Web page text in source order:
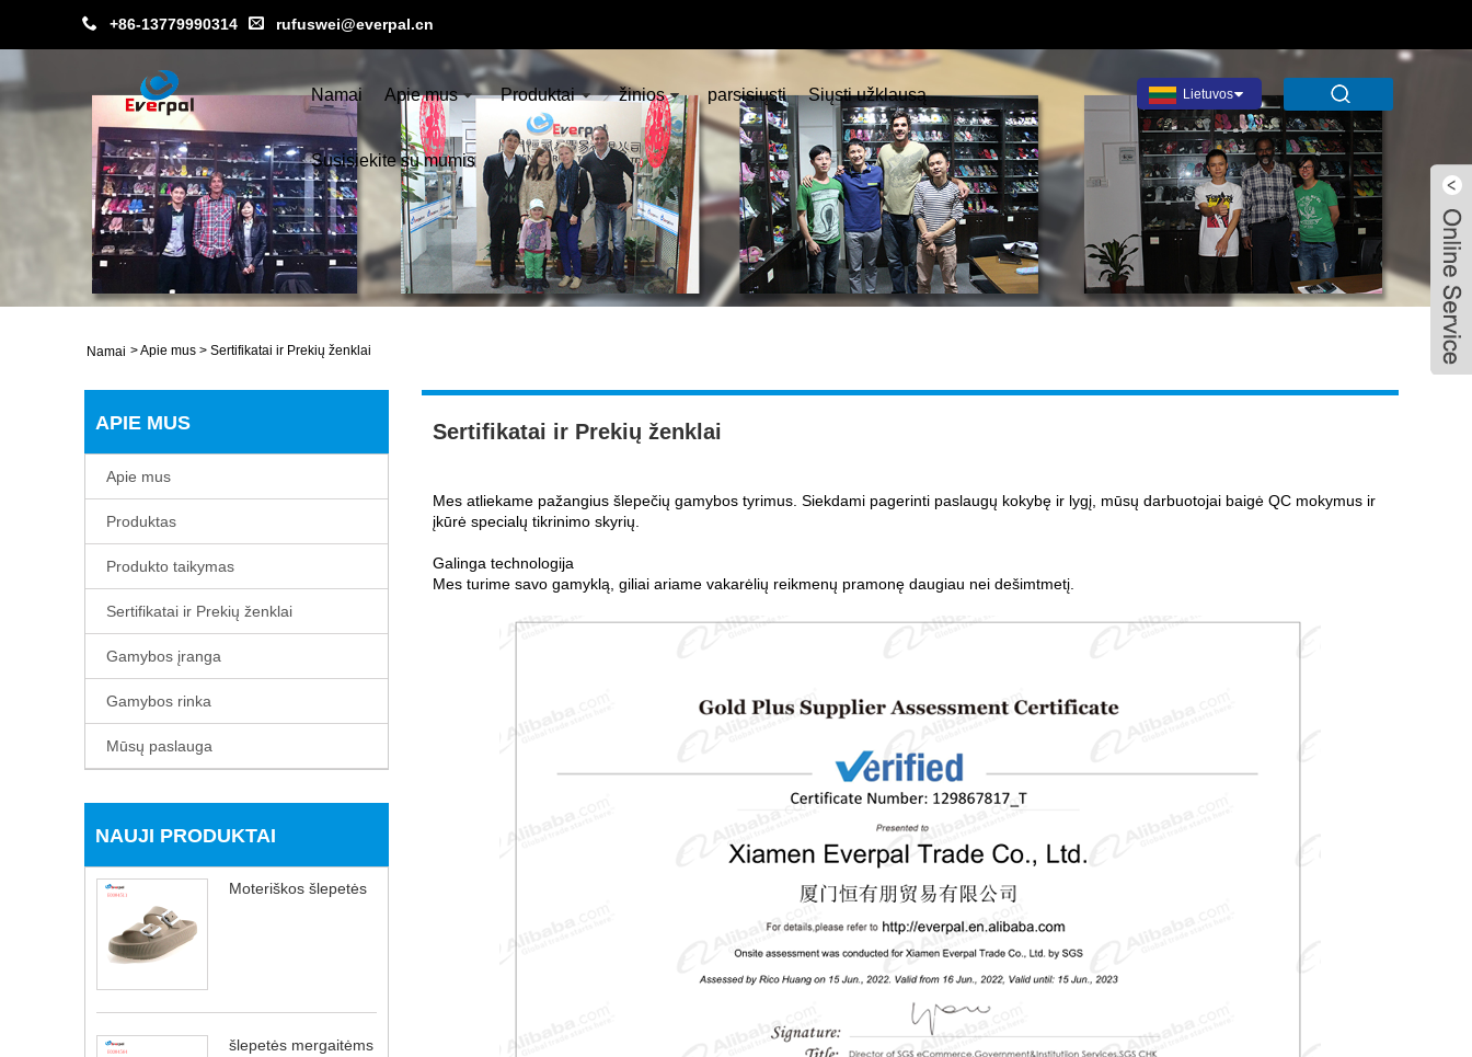
+86-13779990314 rufuswei@everpal.cn
Lietuvos
Namai Apie mus Produktai žinios parsisiųsti Siųsti užklausą
Susisiekite su mumis
Namai >Apie mus > Sertifikatai ir Prekių ženklai
APIE MUS
Apie mus
Produktas
Produkto taikymas
Sertifikatai ir Prekių ženklai
Gamybos įranga
Gamybos rinka
Mūsų paslauga
NAUJI PRODUKTAI
Moteriškos šlepetės
šlepetės mergaitėms
Sertifikatai ir Prekių ženklai
Mes atliekame pažangius šlepečių gamybos tyrimus. Siekdami pagerinti paslaugų kokybę ir lygį, mūsų darbuotojai baigė QC mokymus ir
įkūrė specialų tikrinimo skyrių.
Galinga technologija
Mes turime savo gamyklą, giliai ariame vakarėlių reikmenų pramonę daugiau nei dešimtmetį.